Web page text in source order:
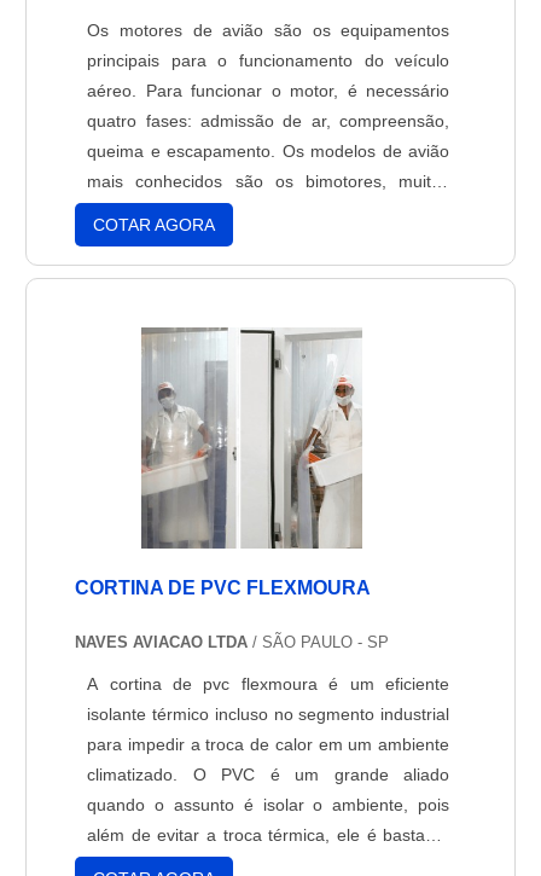
Os motores de avião são os equipamentos
principais para o funcionamento do veículo
aéreo. Para funcionar o motor, é necessário
quatro fases: admissão de ar, compreensão,
queima e escapamento. Os modelos de avião
mais conhecidos são os bimotores, muitas
vezes sendo os aviões particulares e
pequenos, e os a jato, modelos convencionais
de grandes aeronaves que são usados
aeroportos. Para manter funcionando é nec....
COTAR AGORA
CORTINA DE PVC FLEXMOURA
NAVES AVIACAO LTDA / SÃO PAULO - SP
A cortina de pvc flexmoura é um eficiente
isolante térmico incluso no segmento industrial
para impedir a troca de calor em um ambiente
climatizado. O PVC é um grande aliado
quando o assunto é isolar o ambiente, pois
além de evitar a troca térmica, ele é bastante
resistente aos agentes químicos e corrosivos,